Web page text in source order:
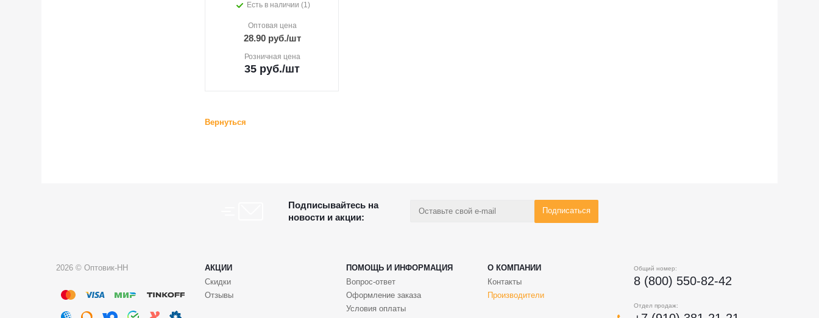
Есть в наличии (1)
Оптовая цена
28.90руб./шт
Розничная цена
35 руб./шт
Вернуться
Подписывайтесь на
новости и акции:
2026 © Оптовик-НН АКЦИИ ПОМОЩЬ И ИНФОРМАЦИЯ
О КОМПАНИИ
Скидки
Отзывы
Вопрос-ответ
Оформление заказа
Условия оплаты
Контакты
Производители
Общий номер:
8 (800) 550-82-42
Отдел продаж: